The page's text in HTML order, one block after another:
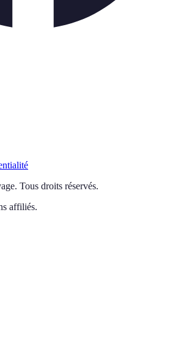
. Tous droits réservés.
affiliés.